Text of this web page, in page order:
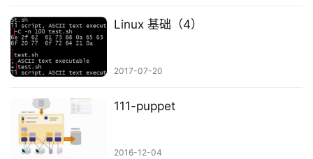
Linux 基础（4）
2017-07-20
111-puppet
2016-12-04